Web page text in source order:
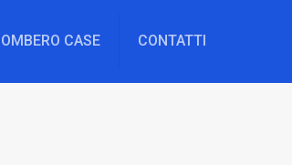
CASE CONTATTI